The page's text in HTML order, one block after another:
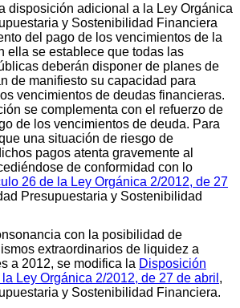
disposición adicional a la Ley Orgánica
y Sostenibilidad Financiera
del pago de los vencimientos de la
ella se establece que todas las
deberán disponer de planes de
de manifiesto su capacidad para
vencimientos de deudas financieras.
se complementa con el refuerzo de
de los vencimientos de deuda. Para
una situación de riesgo de
pagos atenta gravemente al
de conformidad con lo
26 de la Ley Orgánica 2/2012, de 27
Presupuestaria y Sostenibilidad
con la posibilidad de
extraordinarios de liquidez a
a 2012, se modifica la Disposición
Ley Orgánica 2/2012, de 27 de abril ,
y Sostenibilidad Financiera.